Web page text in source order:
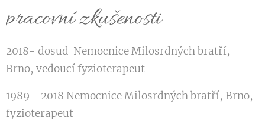
pracovní zkušenosti
2018- dosud Nemocnice Milosrdných bratří,
Brno, vedoucí fyzioterapeut
1989 - 2018 Nemocnice Milosrdných bratří, Brno,
fyzioterapeut